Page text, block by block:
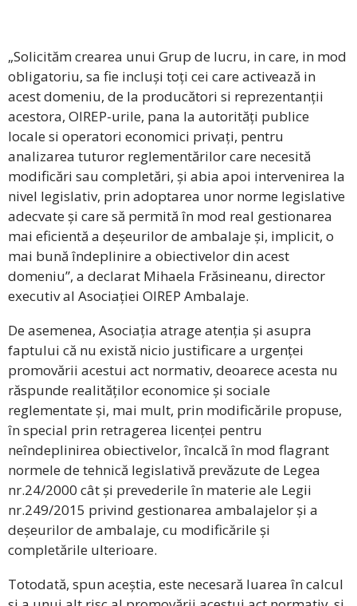
„Solicităm crearea unui Grup de lucru, in care, in mod
obligatoriu, sa fie incluși toți cei care activează in
acest domeniu, de la producători si reprezentanții
acestora, OIREP-urile, pana la autorități publice
locale si operatori economici privați, pentru
analizarea tuturor reglementărilor care necesită
modificări sau completări, și abia apoi intervenirea la
nivel legislativ, prin adoptarea unor norme legislative
adecvate și care să permită în mod real gestionarea
mai eficientă a deșeurilor de ambalaje și, implicit, o
mai bună îndeplinire a obiectivelor din acest
domeniu”, a declarat Mihaela Frăsineanu, director
executiv al Asociației OIREP Ambalaje.
De asemenea, Asociația atrage atenția și asupra
faptului că nu există nicio justificare a urgenței
promovării acestui act normativ, deoarece acesta nu
răspunde realităților economice și sociale
reglementate și, mai mult, prin modificările propuse,
în special prin retragerea licenței pentru
neîndeplinirea obiectivelor, încalcă în mod flagrant
normele de tehnică legislativă prevăzute de Legea
nr.24/2000 cât și prevederile în materie ale Legii
nr.249/2015 privind gestionarea ambalajelor și a
deșeurilor de ambalaje, cu modificările și
completările ulterioare.
Totodată, spun aceștia, este necesară luarea în calcul